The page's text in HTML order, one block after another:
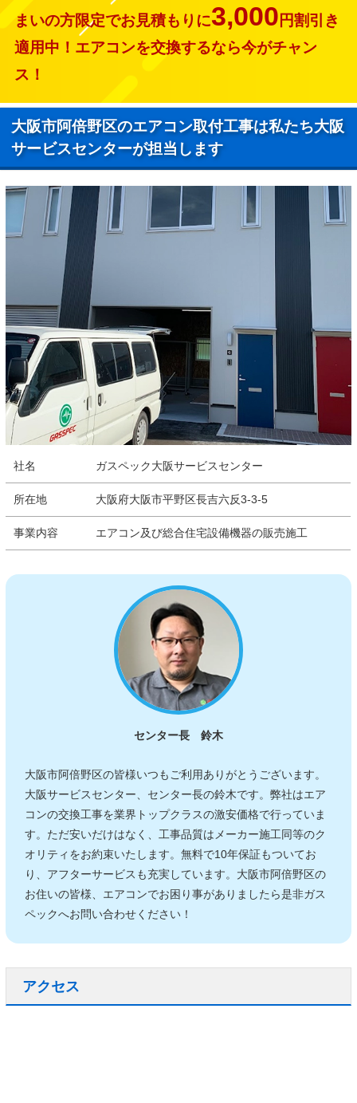
まいの方限定でお見積もりに3,000 円割引き
適用中！エアコンを交換するなら今がチャン
ス！
大阪市阿倍野区のエアコン取付工事は私たち大阪
サービスセンターが担当します
社名 ガスペック大阪サービスセンター
所在地 大阪府大阪市平野区長吉六反3-3-5
事業内容 エアコン及び総合住宅設備機器の販売施工
センター長 鈴木
大阪市阿倍野区の皆様いつもご利用ありがとうございます。
大阪サービスセンター、センター長の鈴木です。弊社はエア
コンの交換工事を業界トップクラスの激安価格で行っていま
す。ただ安いだけはなく、工事品質はメーカー施工同等のク
オリティをお約束いたします。無料で10年保証もついてお
り、アフターサービスも充実しています。大阪市阿倍野区の
お住いの皆様、エアコンでお困り事がありましたら是非ガス
ペックへお問い合わせください！
アクセス